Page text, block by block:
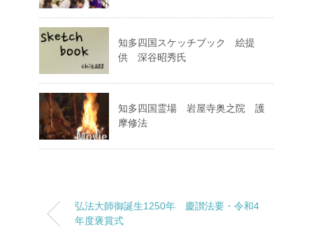
知多四国スケッチブック 絵提
供 深谷昭秀氏
知多四国霊場 岩屋寺奥之院 護
摩修法
弘法大師御誕生1250年 慶讃法要・令和4
年度褒賞式